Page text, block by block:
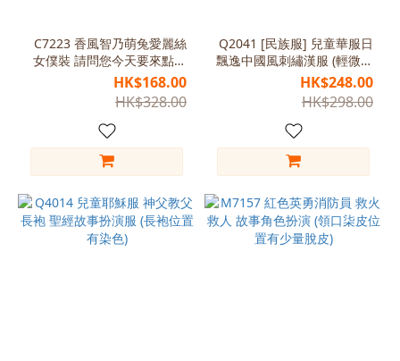
C7223 香風智乃萌兔愛麗絲
女僕裝 請問您今天要來點兔
子嗎？(缺少圍裙)
HK$168.00
HK$328.00
Q2041 [民族服] 兒童華服日
飄逸中國風刺繡漢服 (輕微掉
線)
HK$248.00
HK$298.00